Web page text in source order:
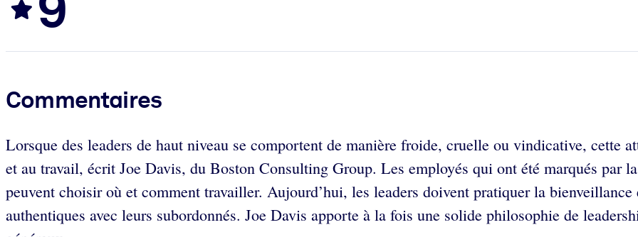
Commentaires
Lorsque des leaders de haut niveau se comportent de manière froide, cruelle ou vindicative, cette
et au travail, écrit Joe Davis, du Boston Consulting Group. Les employés qui ont été marqués par
peuvent choisir où et comment travailler. Aujourd’hui, les leaders doivent pratiquer la bienveillance
authentiques avec leurs subordonnés. Joe Davis apporte à la fois une solide philosophie de